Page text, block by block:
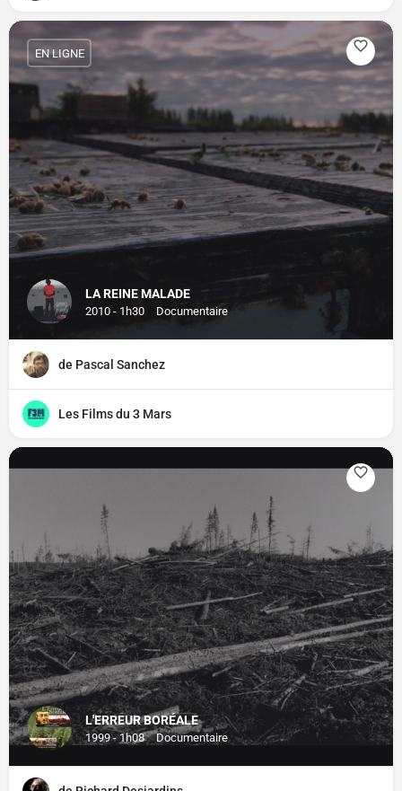
LA REINE MALADE
2010 - 1h30 Documentaire
EN LIGNE
de Pascal Sanchez
Les Films du 3 Mars
L'ERREUR BORÉALE
1999 - 1h08 Documentaire